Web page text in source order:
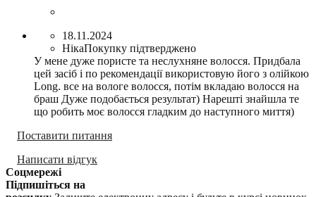
18.11.2024
НікаПокупку підтверджено
У мене дуже пористе та неслухняне волосся. Придбала
цей засіб і по рекомендації використовую його з олійкою
Long. все на вологе волосся, потім вкладаю волосся на
браш Дуже подобається результат) Нарешті знайшла те
що робить моє волосся гладким до наступного миття)
Поставити питання
Написати відгук
Соцмережі
Підпишіться на